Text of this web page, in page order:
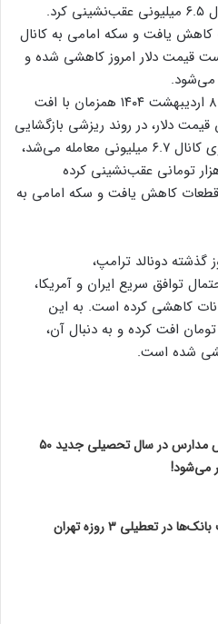
قیمت طلا کاهشی شد و به کانال ۶.۵ میلیونی عقب‌نشینی کرد.
یافت و سکه امامی به کانال
قیمت دلار امروز کاهشی شده و
قیمت طلا و سکه امروز دوشنبه ۸ اردیبهشت ۱۴۰۴ همزمان با افت
دلار، در روند ریزشی بازگشایی
شد؛ قیمت طلا که روز گذشته، روی کانال ۶.۷ میلیونی معامله می‌شد،
به کانال ۶ میلیون و ۵۰۰ هزار تومانی عقب‌نشینی کرده
کاهش یافت و سکه امامی به
گذشته دونالد ترامپ،
توافق سریع ایران و آمریکا،
کاهشی کرده است. به این
افت کرده و به دنبال آن،
شده است.
کرایه سرویس مدارس در سال تحصیلی جدید ۵۰
می‌شود!
در تعطیلی ۳ روزه تهران